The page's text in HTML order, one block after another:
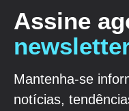
Assine
Mantenha-se
notícias,